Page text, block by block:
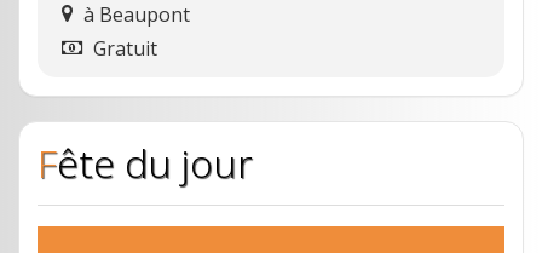
à Beaupont
Gratuit
Fête du jour